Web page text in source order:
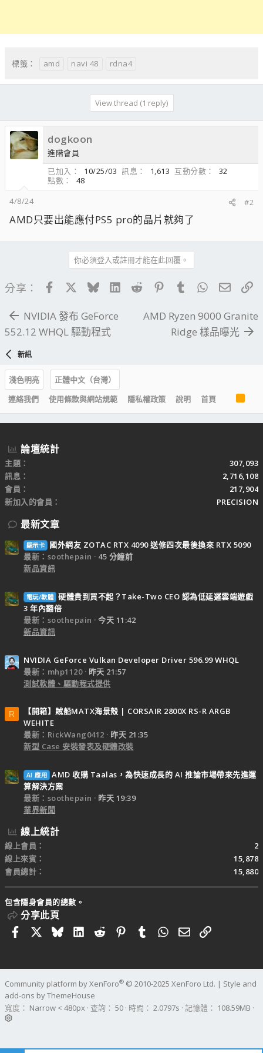
標籤： amd navi 48 rdna4
View thread (1 reply)
dogkoon
進階會員
已加入
10/25/03 訊息 1,613 互動分數
32
點數
48
4/8/24
#2
AMD只要出能應付PS5 pro的晶片就夠了
你必須登入或註冊才能在此回覆。
分享： FacebookBlueskyLinkedIn
Reddit PinterestTumblrWhatsApp
電子
NVIDIA 發布 GeForce
552.12 WHQL 驅動程式
AMD Ryzen 9000 Granite
Ridge 樣品曝光
新訊
淺色明亮
正體中文（台灣）
連絡我們
使用條款與網站規範 隱私權政策 說明 首頁
R
S
S
論壇統計
主題
307,093
訊息
2,716,108
會員
217,904
新加入的會員
PRECISION
最新文章
顯示卡
國外網友 ZOTAC RTX 4090 送修四次最後換來 RTX 5090
最新：soothepain
45 分鐘前
新品資訊
電玩/軟體 硬體貴到買不起？Take-Two CEO 認為低延遲雲端遊戲
3 年內翻倍
最新：soothepain
今天 11:42
新品資訊
NVIDIA GeForce Vulkan Developer Driver 596.99 WHQL
最新：mhp1120
昨天 21:57
測試軟體、驅動程式提供
R
【開箱】賊船MATX海景殼 | CORSAIR 2800X RS-R ARGB
WEHITE
最新：RickWang0412
昨天 21:35
新型 Case 安裝發表及硬體改裝
AI 應用 AMD 收購 Taalas，為快速成長的 AI 推論市場帶來先進運
算解決方案
最新：soothepain
昨天 19:39
業界新聞
線上統計
線上會員
2
線上來賓
15,878
會員總計
15,880
包含隱身會員的總數。
分享此頁
FacebookBlueskyLinkedIn
RedditPinterestTumblrWhatsApp
電子郵件
連結
Community platform by XenForo® © 2010-2025 XenForo Ltd. | Style and
add-ons by ThemeHouse
寬度
查詢 50 時間 2.0797s 記憶體 108.59MB